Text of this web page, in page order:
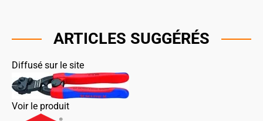
ARTICLES SUGGÉRÉS
Diffusé sur le site
Voir le produit